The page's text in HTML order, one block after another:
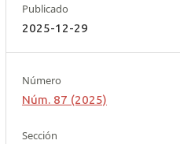
Publicado
2025-12-29
Número
Núm. 87 (2025)
Sección